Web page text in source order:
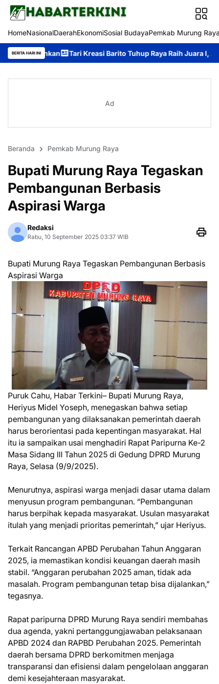
HomeNasionalDaerahEkonomiSosial BudayaPemkab Murung
BERITA HARI INI
Tari Kreasi Barito Tuhup Raya Raih Juara I, Angkat Potensi
Ad
Beranda Pemkab Murung Raya
Bupati Murung Raya Tegaskan
Pembangunan Berbasis
Aspirasi Warga
Redaksi
Rabu, 10 September 2025 03:37 WIB
Bupati Murung Raya Tegaskan Pembangunan Berbasis
Aspirasi Warga
Puruk Cahu, Habar Terkini– Bupati Murung Raya,
Heriyus Midel Yoseph, menegaskan bahwa setiap
pembangunan yang dilaksanakan pemerintah daerah
harus berorientasi pada kepentingan masyarakat. Hal
itu ia sampaikan usai menghadiri Rapat Paripurna Ke-2
Masa Sidang III Tahun 2025 di Gedung DPRD Murung
Raya, Selasa (9/9/2025).
Menurutnya, aspirasi warga menjadi dasar utama dalam
menyusun program pembangunan. “Pembangunan
harus berpihak kepada masyarakat. Usulan masyarakat
itulah yang menjadi prioritas pemerintah,” ujar Heriyus.
Terkait Rancangan APBD Perubahan Tahun Anggaran
2025, ia memastikan kondisi keuangan daerah masih
stabil. “Anggaran perubahan 2025 aman, tidak ada
masalah. Program pembangunan tetap bisa dijalankan,”
tegasnya.
Rapat paripurna DPRD Murung Raya sendiri membahas
dua agenda, yakni pertanggungjawaban pelaksanaan
APBD 2024 dan RAPBD Perubahan 2025. Pemerintah
daerah bersama DPRD berkomitmen menjaga
transparansi dan efisiensi dalam pengelolaan anggaran
demi kesejahteraan masyarakat.